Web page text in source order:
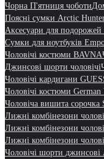
Чорна П'ятниця чоботи
Поясні сумки Arctic
Аксесуари для
Сумки для ноутбуків
Чоловічі костюми BAVNA
Джинсові шорти чоловічі
Чоловічі кардигани
Чоловічі костюми
Чоловіча вишита сорочка
Лижні комбінезони
Лижні комбінезони
Лижні комбінезони
Чоловічі шорти